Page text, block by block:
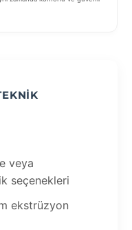
veya
seçenekleri
ekstrüzyon